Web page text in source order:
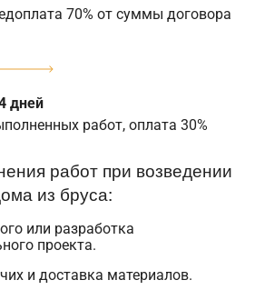
70% от суммы договора
дней
работ, оплата 30%
работ при возведении
из бруса:
или разработка
проекта.
и доставка материалов.